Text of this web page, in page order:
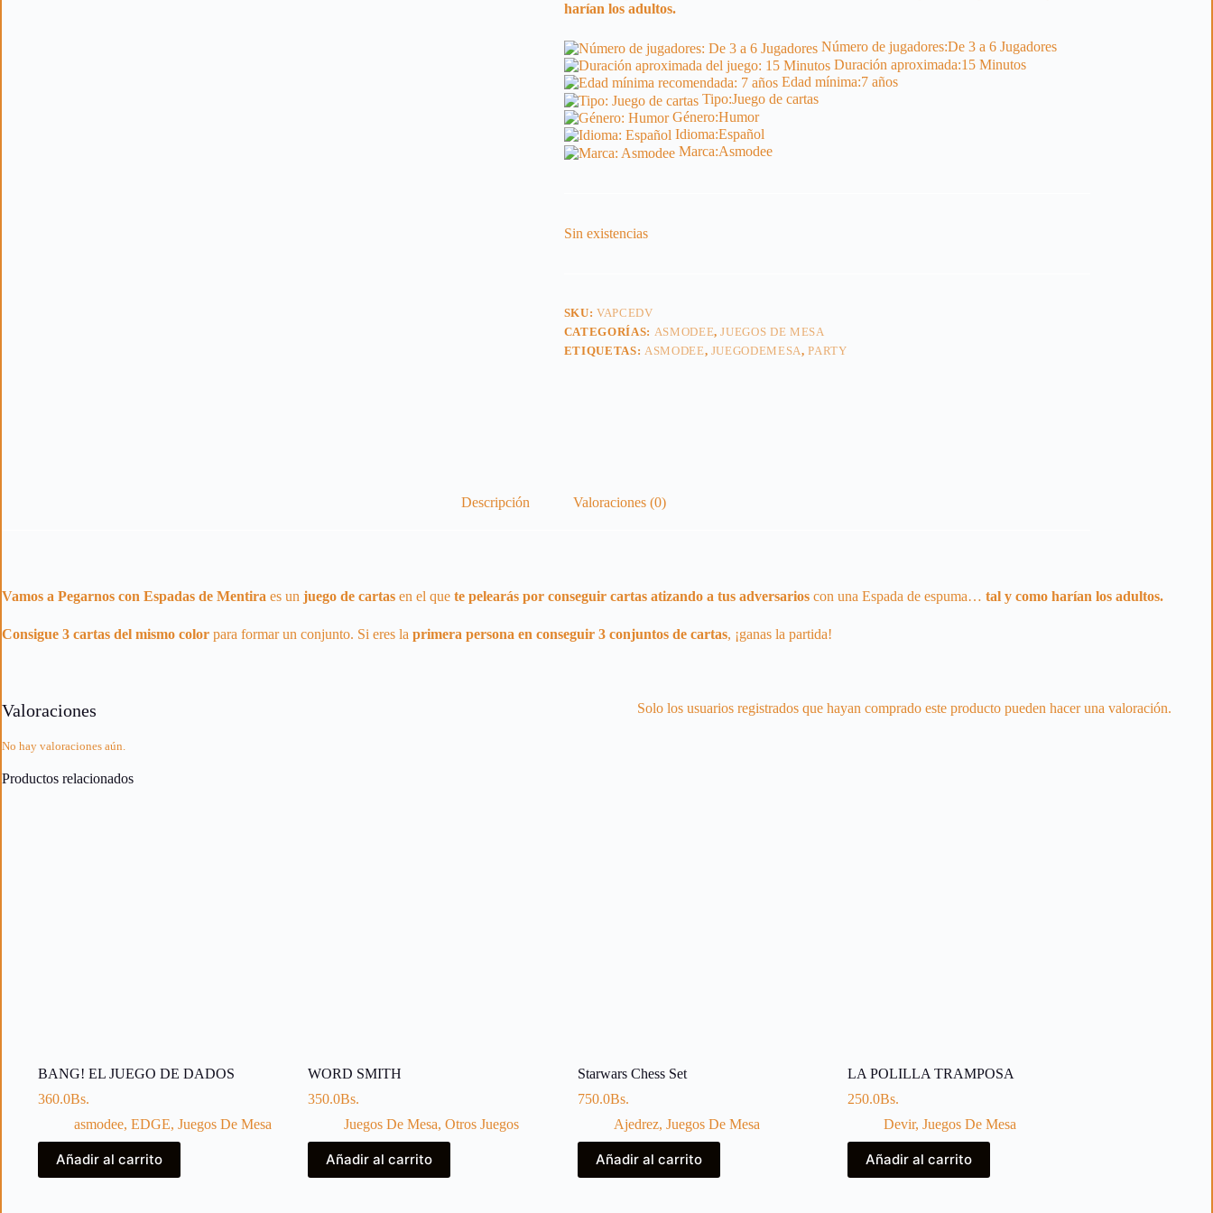
harían los adultos.
Número de jugadores:De 3 a 6 Jugadores
Duración aproximada:15 Minutos
Edad mínima:7 años
Tipo:Juego de cartas
Género:Humor
Idioma:Español
Marca:Asmodee
Sin existencias
SKU:VAPCEDV
CATEGORÍAS: ASMODEE,JUEGOS DE MESA
ETIQUETAS: ASMODEE, JUEGODEMESA,PARTY
Descripción Valoraciones (0)
Vamos a Pegarnos con Espadas de Mentira es un juego de cartas en el que te pelearás por conseguir cartas atizando a tus adversarios con una Espada de espuma… tal y como harían los adultos.
Consigue 3 cartas del mismo color para formar un conjunto. Si eres la primera persona en conseguir 3 conjuntos de cartas, ¡ganas la partida!
Valoraciones
No hay valoraciones aún.
Solo los usuarios registrados que hayan comprado este producto pueden hacer una valoración.
Productos relacionados
BANG! EL JUEGO DE DADOS
360.0Bs.
asmodee, EDGE, Juegos De Mesa
Añadir al carrito
WORD SMITH
350.0Bs.
Juegos De Mesa, Otros Juegos
Añadir al carrito
Starwars Chess Set
750.0Bs.
Ajedrez, Juegos De Mesa
Añadir al carrito
LA POLILLA TRAMPOSA
250.0Bs.
Devir, Juegos De Mesa
Añadir al carrito